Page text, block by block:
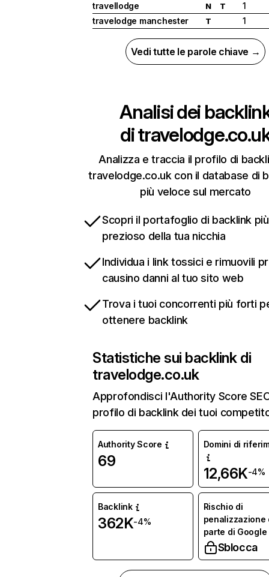
travellodge
N T
1
travelodge manchester
T 1
Vedi tutte le parole chiave →
Analisi dei
di
Analizza e traccia il profilo di
travelodge.co.uk con il database di
più veloce sul mercato
Scopri il portafoglio di backlink più
prezioso della tua nicchia
Individua i link tossici e rimuovili
causino danni al tuo sito web
Trova i tuoi concorrenti più forti
ottenere backlink
Statistiche sui backlink di
travelodge.co.uk
Approfondisci l'Authority Score
profilo di backlink dei tuoi
Authority Score
69
Domini di
12,66K-4%
Backlink
362K-4%
Rischio di
penalizzazione
parte di Google
Sblocca